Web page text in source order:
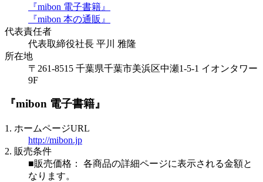
『mibon 電子書籍』
『mibon 本の通販』
代表責任者
代表取締役社長 平川 雅隆
所在地
〒261-8515 千葉県千葉市美浜区中瀬1-5-1 イオンタワー
9F
『mibon 電子書籍』
1. ホームページURL
http://mibon.jp
2. 販売条件
■販売価格： 各商品の詳細ページに表示される金額と
なります。